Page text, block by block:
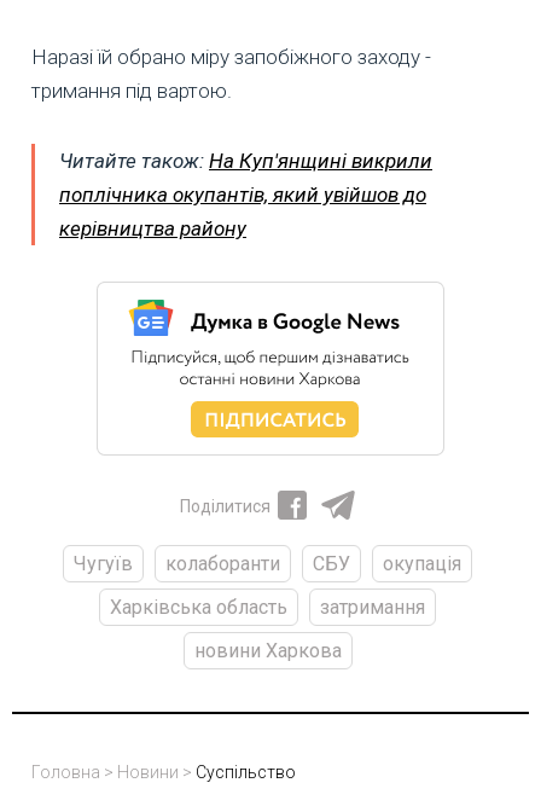
Наразі їй обрано міру запобіжного заходу -
тримання під вартою.
Читайте також: На Куп'янщині викрили
поплічника окупантів, який увійшов до
керівництва району
Поділитися
Чугуїв колаборанти СБУ
окупація
Харківська область
затримання
новини Харкова
Головна > Новини > Суспільство